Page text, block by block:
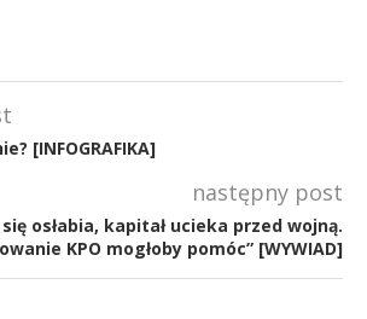
[INFOGRAFIKA]
następny post
się osłabia, kapitał ucieka przed wojną.
KPO mogłoby pomóc” [WYWIAD]